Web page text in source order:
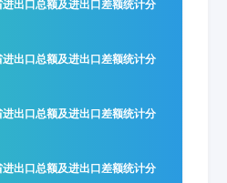
出口总额及进出口差额统计分
出口总额及进出口差额统计分
出口总额及进出口差额统计分
出口总额及进出口差额统计分